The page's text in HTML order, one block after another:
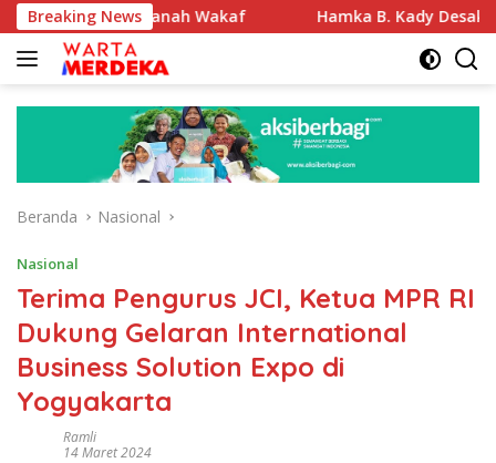
Langsung
ke
konten
Breaking News
Tanah Wakaf Hamka B. Kady Desak Evaluasi
Beranda Nasional
Nasional
Terima Pengurus JCI, Ketua MPR RI
Dukung Gelaran International
Business Solution Expo di
Yogyakarta
Ramli
14 Maret 2024